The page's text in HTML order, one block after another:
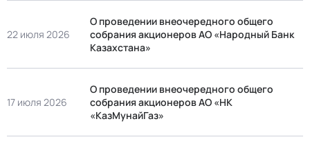
22 июля 2026
О проведении внеочередного общего
собрания акционеров АО «Народный Банк
Казахстана»
17 июля 2026
О проведении внеочередного общего
собрания акционеров АО «НК
«КазМунайГаз»